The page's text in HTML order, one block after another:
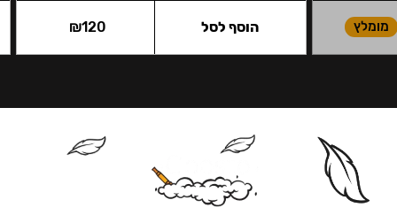
מומלץ ₪120 הוסף לסל